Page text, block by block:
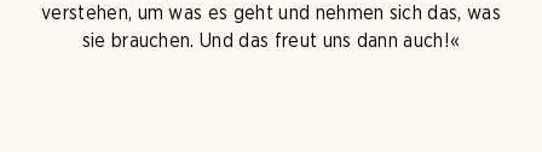
verstehen, um was es geht und nehmen sich das, was
sie brauchen. Und das freut uns dann auch!«